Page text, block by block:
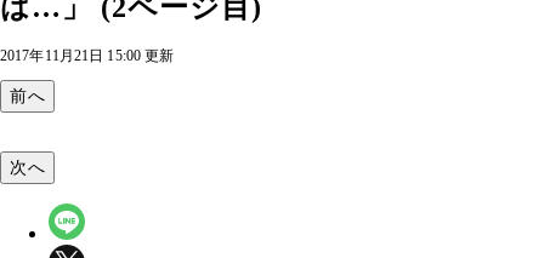
は…」 (2ページ目)
2017年11月21日 15:00 更新
前へ
次へ